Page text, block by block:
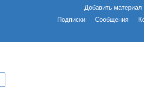
Добавить материал
Подписки
Сообщения